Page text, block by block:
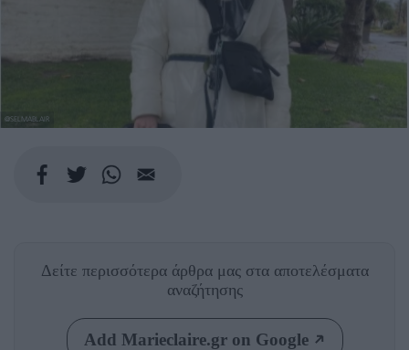
@SELMABLAIR
Δείτε περισσότερα άρθρα μας στα αποτελέσματα
αναζήτησης
Add Marieclaire.gr on Google